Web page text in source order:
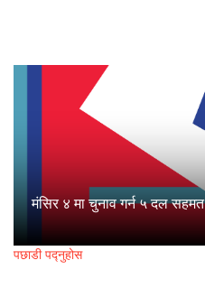
मंसिर ४ मा चुनाव गर्न ५ दल सहमत
पछाडी पद्नुहोस